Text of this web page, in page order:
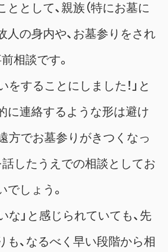
ととして、親族（特にお墓に
人の身内や、お墓参りをされ
相談です。
をすることにしました！」と
に連絡するような形は避け
方でお墓参りがきつくなっ
話したうえでの相談としてお
しょう。
な」と感じられていても、先
も、なるべく早い段階から相